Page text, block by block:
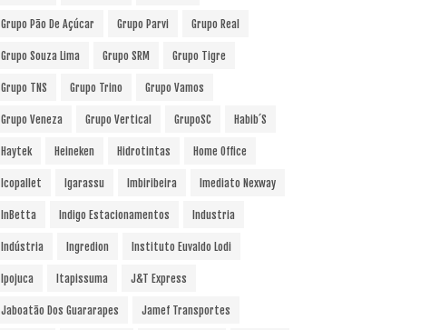
Grupo Pão De Açúcar Grupo Parvi Grupo Real
Grupo Souza Lima Grupo SRM Grupo Tigre
Grupo TNS Grupo Trino Grupo Vamos
Grupo Veneza Grupo Vertical GrupoSC Habib´s
Haytek Heineken Hidrotintas Home Office
Icopallet Igarassu Imbiribeira Imediato Nexway
InBetta Indigo Estacionamentos Industria
Indústria Ingredion Instituto Euvaldo Lodi
Ipojuca Itapissuma J&T Express
Jaboatão Dos Guararapes Jamef Transportes